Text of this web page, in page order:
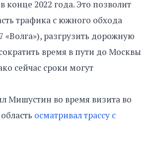
конце 2022 года. Это позволит
трафика с южного обхода
разгрузить дорожную
время в пути до Москвы
сейчас сроки могут
Мишустин во время визита во
осматривал трассу с